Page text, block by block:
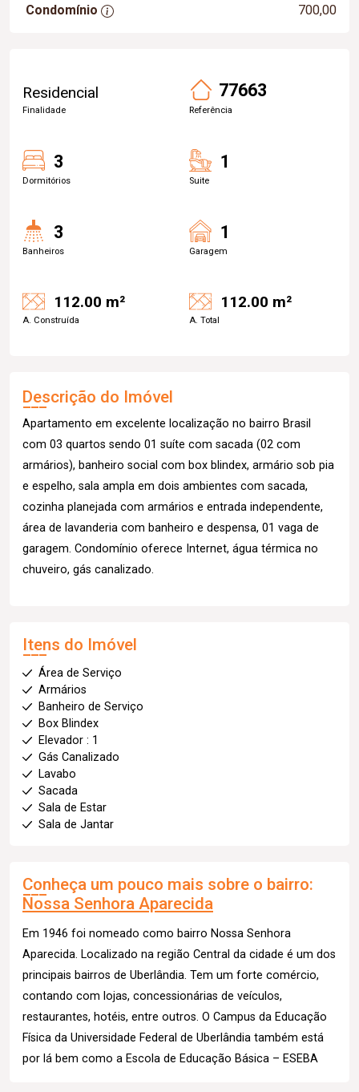
Condomínio 700,00
Residencial
Finalidade
77663
Referência
3
Dormitórios
1
Suite
3
Banheiros
1
Garagem
112.00 m²
A. Construída
112.00 m²
A. Total
Descrição do Imóvel
Apartamento em excelente localização no bairro Brasil
com 03 quartos sendo 01 suíte com sacada (02 com
armários), banheiro social com box blindex, armário sob pia
e espelho, sala ampla em dois ambientes com sacada,
cozinha planejada com armários e entrada independente,
área de lavanderia com banheiro e despensa, 01 vaga de
garagem. Condomínio oferece Internet, água térmica no
chuveiro, gás canalizado.
Itens do Imóvel
Área de Serviço
Armários
Banheiro de Serviço
Box Blindex
Elevador : 1
Gás Canalizado
Lavabo
Sacada
Sala de Estar
Sala de Jantar
Conheça um pouco mais sobre o bairro:
Nossa Senhora Aparecida
Em 1946 foi nomeado como bairro Nossa Senhora
Aparecida. Localizado na região Central da cidade é um dos
principais bairros de Uberlândia. Tem um forte comércio,
contando com lojas, concessionárias de veículos,
restaurantes, hotéis, entre outros. O Campus da Educação
Física da Universidade Federal de Uberlândia também está
por lá bem como a Escola de Educação Básica – ESEBA